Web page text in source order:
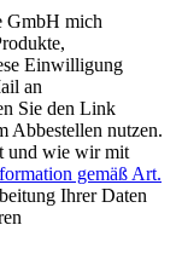
GmbH mich
Einwilligung
an
Sie den Link
Abbestellen nutzen.
und wie wir mit
gemäß Art.
Ihrer Daten